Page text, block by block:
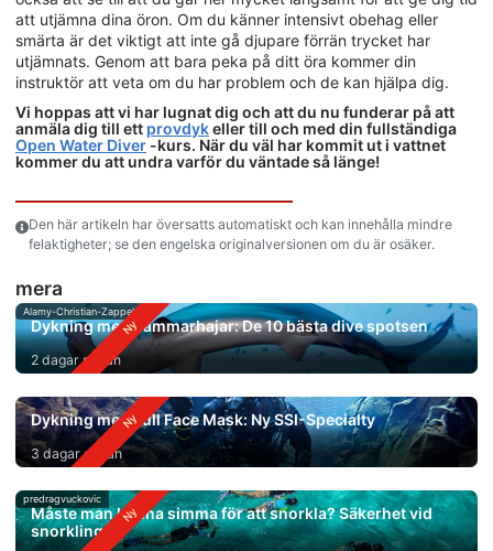
att utjämna dina öron. Om du känner intensivt obehag eller
smärta är det viktigt att inte gå djupare förrän trycket har
utjämnats. Genom att bara peka på ditt öra kommer din
instruktör att veta om du har problem och de kan hjälpa dig.
Vi hoppas att vi har lugnat dig och att du nu funderar på att
anmäla dig till ett provdykeller till och med din fullständiga
Open Water Diver -kurs. När du väl har kommit ut i vattnet
kommer du att undra varför du väntade så länge!
Den här artikeln har översatts automatiskt och kan innehålla mindre
felaktigheter; se den engelska originalversionen om du är osäker.
mera
Alamy-Christian-Zappel
Dykning med hammarhajar: De 10 bästa dive spotsen
2 dagar sedan
Dykning med Full Face Mask: Ny SSI-Specialty
3 dagar sedan
predragvuckovic
Måste man kunna simma för att snorkla? Säkerhet vid
snorkling